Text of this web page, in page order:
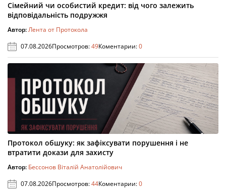
Сімейний чи особистий кредит: від чого залежить
відповідальність подружжя
Автор:Лента от Протокола
07.08.2026Просмотров:49Коментарии:0
Протокол обшуку: як зафіксувати порушення і не
втратити докази для захисту
Автор: Бессонов Віталій Анатолійович
07.08.2026Просмотров:44Коментарии:0